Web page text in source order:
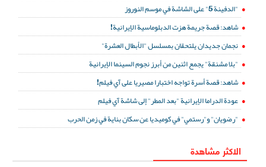
"الدفينة 5" على الشاشة في موسم النوروز
شاهد: قصة جريمة هزت الدبلوماسية الإيرانية!
نجمان جديدان يلتحقان بمسلسل "الأبطال العشرة"
"بلا مشنقة" يجمع اثنين من أبرز نجوم السينما الإيرانية
شاهد: قصة أسرة تواجه اختبارا مصيريا على آي فيلم!
عودة الدراما الإيرانية "بعد المطر" إلى شاشة آي فيلم
"رضويان" و"رستمي" في كوميديا عن سكان بناية في زمن الحرب
الاكثر مشاهدة